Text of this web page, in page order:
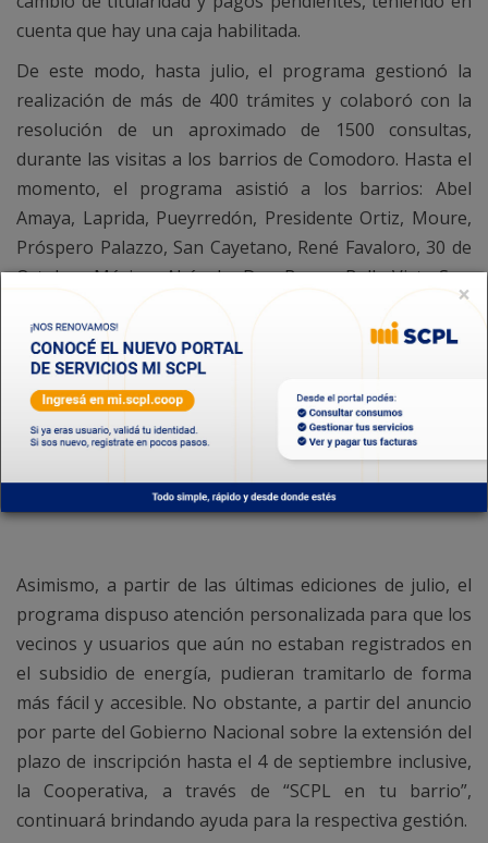
cuenta que hay una caja habilitada.
De este modo, hasta julio, el programa gestionó la
realización de más de 400 trámites y colaboró con la
resolución de un aproximado de 1500 consultas,
durante las visitas a los barrios de Comodoro. Hasta el
momento, el programa asistió a los barrios: Abel
Amaya, Laprida, Pueyrredón, Presidente Ortiz, Moure,
Próspero Palazzo, San Cayetano, René Favaloro, 30 de
Octubre, Máximo Abásolo, Don Bosco, Bella Vista Sur,
25 de Mayo, Stella Maris, Rodríguez Peña, Quirno
Costa, General Mosconi, Pietrobelli, Manantial Rosales,
Sarmiento, Juan XXIII, Moreno, Standard Norte,
Malvinas Argentinas y Restinga Alí.
subsidio nacional
Asimismo, a partir de las últimas ediciones de julio, el
programa dispuso atención personalizada para que los
vecinos y usuarios que aún no estaban registrados en
el subsidio de energía, pudieran tramitarlo de forma
más fácil y accesible. No obstante, a partir del anuncio
por parte del Gobierno Nacional sobre la extensión del
plazo de inscripción hasta el 4 de septiembre inclusive,
la Cooperativa, a través de “SCPL en tu barrio”,
continuará brindando ayuda para la respectiva gestión.
×